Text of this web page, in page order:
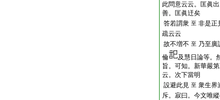
此問意云云。匡眞
善。匡眞迀矣
答若謂衆 至 非是
疏云云
故不増不 至 乃至
倫
及慧日論等。
旨。可知。新華嚴
云。次下當明
設避此見 至 衆生
斥。寂曰。今文唯